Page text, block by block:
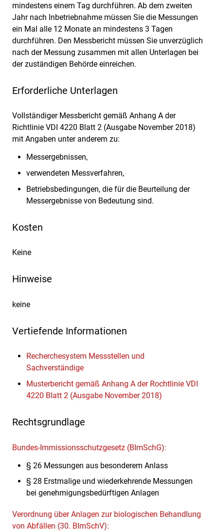
mindestens einem Tag durchführen. Ab dem zweiten
Jahr nach Inbetriebnahme müssen Sie die Messungen
ein Mal alle 12 Monate an mindestens 3 Tagen
durchführen. Den Messbericht müssen Sie unverzüglich
nach der Messung zusammen mit allen Unterlagen bei
der zuständigen Behörde einreichen.
Erforderliche Unterlagen
Vollständiger Messbericht gemäß Anhang A der
Richtlinie VDI 4220 Blatt 2 (Ausgabe November 2018)
mit Angaben unter anderem zu:
Messergebnissen,
verwendeten Messverfahren,
Betriebsbedingungen, die für die Beurteilung der
Messergebnisse von Bedeutung sind.
Kosten
Keine
Hinweise
keine
Vertiefende Informationen
Recherchesystem Messstellen und
Sachverständige
Musterbericht gemäß Anhang A der Rochtlinie VDI
4220 Blatt 2 (Ausgabe November 2018)
Rechtsgrundlage
Bundes-Immissionsschutzgesetz (BImSchG):
§ 26 Messungen aus besonderem Anlass
§ 28 Erstmalige und wiederkehrende Messungen
bei genehmigungsbedürftigen Anlagen
Verordnung über Anlagen zur biologischen Behandlung
von Abfällen (30. BImSchV):